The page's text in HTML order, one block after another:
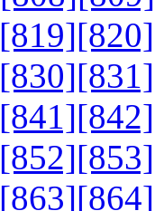
[819][820]
[830][831]
[841][842]
[852][853]
[863][864]